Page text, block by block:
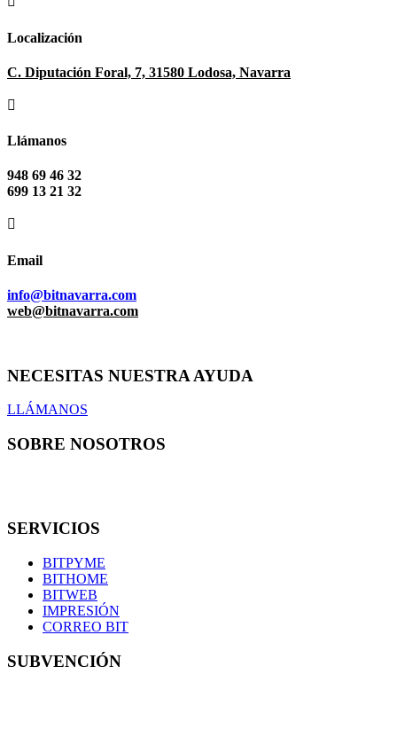
Localización
C. Diputación Foral, 7, 31580 Lodosa, Navarra

Llámanos
948 69 46 32
699 13 21 32

Email
info@bitnavarra.com
web@bitnavarra.com
NECESITAS NUESTRA AYUDA
LLÁMANOS
SOBRE NOSOTROS
SERVICIOS
BITPYME
BITHOME
BITWEB
IMPRESIÓN
CORREO BIT
SUBVENCIÓN